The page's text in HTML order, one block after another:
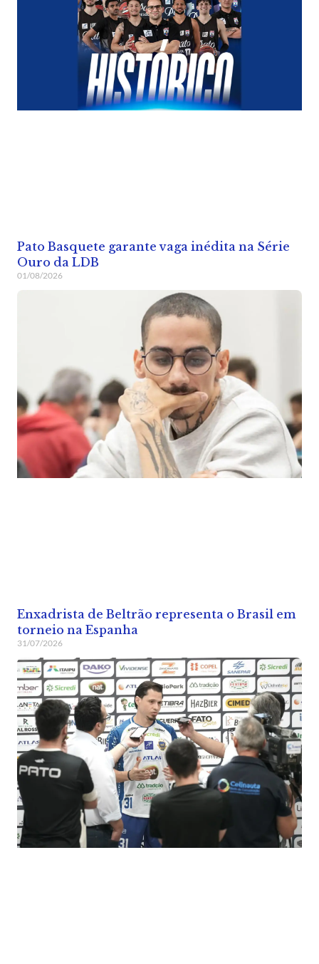
Pato Basquete garante vaga inédita na Série
Ouro da LDB
01/08/2026
Enxadrista de Beltrão representa o Brasil em
torneio na Espanha
31/07/2026